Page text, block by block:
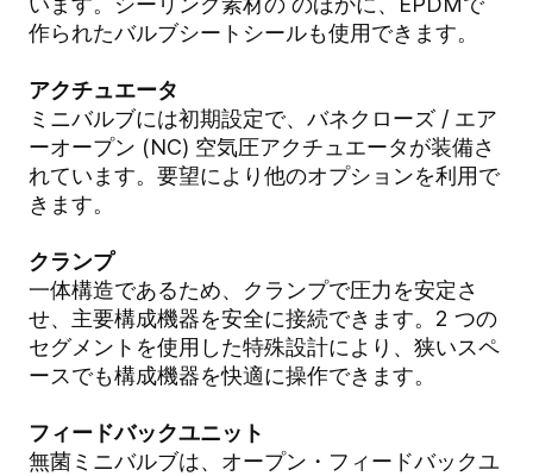
作られたバルブシートシールも使用できます。
アクチュエータ
ミニバルブには初期設定で、バネクローズ / エア
ーオープン (NC) 空気圧アクチュエータが装備さ
れています。要望により他のオプションを利用で
きます。
クランプ
一体構造であるため、クランプで圧力を安定さ
せ、主要構成機器を安全に接続できます。2 つの
セグメントを使用した特殊設計により、狭いスペ
ースでも構成機器を快適に操作できます。
フィードバックユニット
無菌ミニバルブは、オープン・フィードバックユ